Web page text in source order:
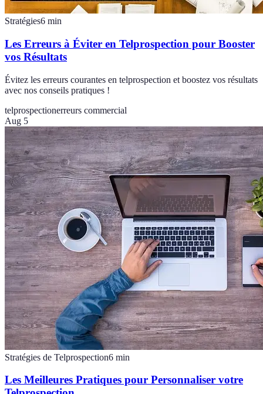
Stratégies6 min
Les Erreurs à Éviter en Telprospection pour Booster
vos Résultats
Évitez les erreurs courantes en telprospection et boostez vos résultats
avec nos conseils pratiques !
telprospectionerreurs commercial
Aug 5
Stratégies de Telprospection6 min
Les Meilleures Pratiques pour Personnaliser votre